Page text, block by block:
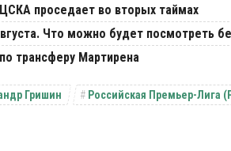
проседает во вторых таймах
Что можно будет посмотреть
трансферу Мартирена
Гришин Российская Премьер-Лига